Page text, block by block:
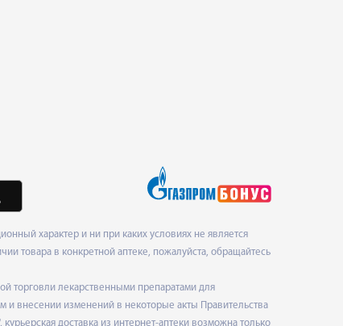
характер и ни при каких условиях не является
товара в конкретной аптеке, пожалуйста, обращайтесь
торговли лекарственными препаратами для
и внесении изменений в некоторые акты Правительства
доставка из интернет-аптеки возможна только